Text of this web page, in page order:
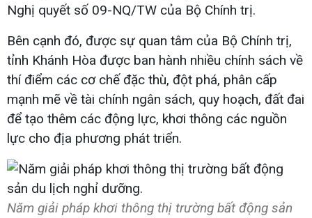
Nghị quyết số 09-NQ/TW của Bộ Chính trị.
Bên cạnh đó, được sự quan tâm của Bộ Chính trị,
tỉnh Khánh Hòa được ban hành nhiều chính sách về
thí điểm các cơ chế đặc thù, đột phá, phân cấp
mạnh mẽ về tài chính ngân sách, quy hoạch, đất đai
để tạo thêm các động lực, khơi thông các nguồn
lực cho địa phương phát triển.
Năm giải pháp khơi thông thị trường bất động sản